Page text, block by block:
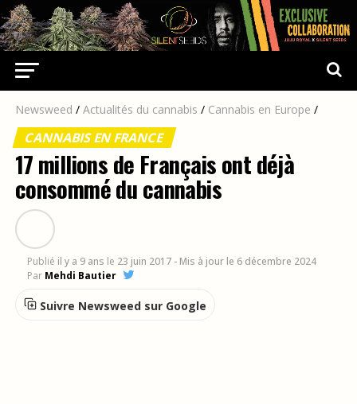
Newsweed / Actualités du cannabis / Cannabis en Europe /
CANNABIS EN FRANCE
17 millions de Français ont déjà
consommé du cannabis
Publié il y a 9 ans le 23 juin 2017 - Mis à jour le 6 décembre 2024
Par Mehdi Bautier
Suivre Newsweed sur Google